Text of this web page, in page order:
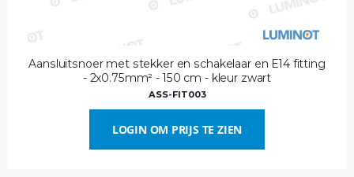
Aansluitsnoer met stekker en schakelaar en E14 fitting
- 2x0.75mm² - 150 cm - kleur zwart
ASS-FIT003
LOGIN OM PRIJS TE ZIEN